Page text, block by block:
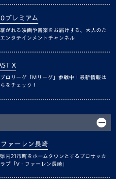
プレミアム
がれる映画や音楽をお届けする、大人のた
ンタテインメントチャンネル
X
ロリーグ「Mリーグ」参戦中！最新情報は
をチェック！
ァーレン長崎
内21市町をホームタウンとするプロサッカ
ブ「V・ファーレン長崎」